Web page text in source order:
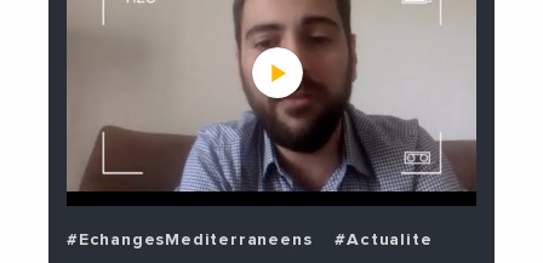
#EchangesMediterraneens
#Actualite